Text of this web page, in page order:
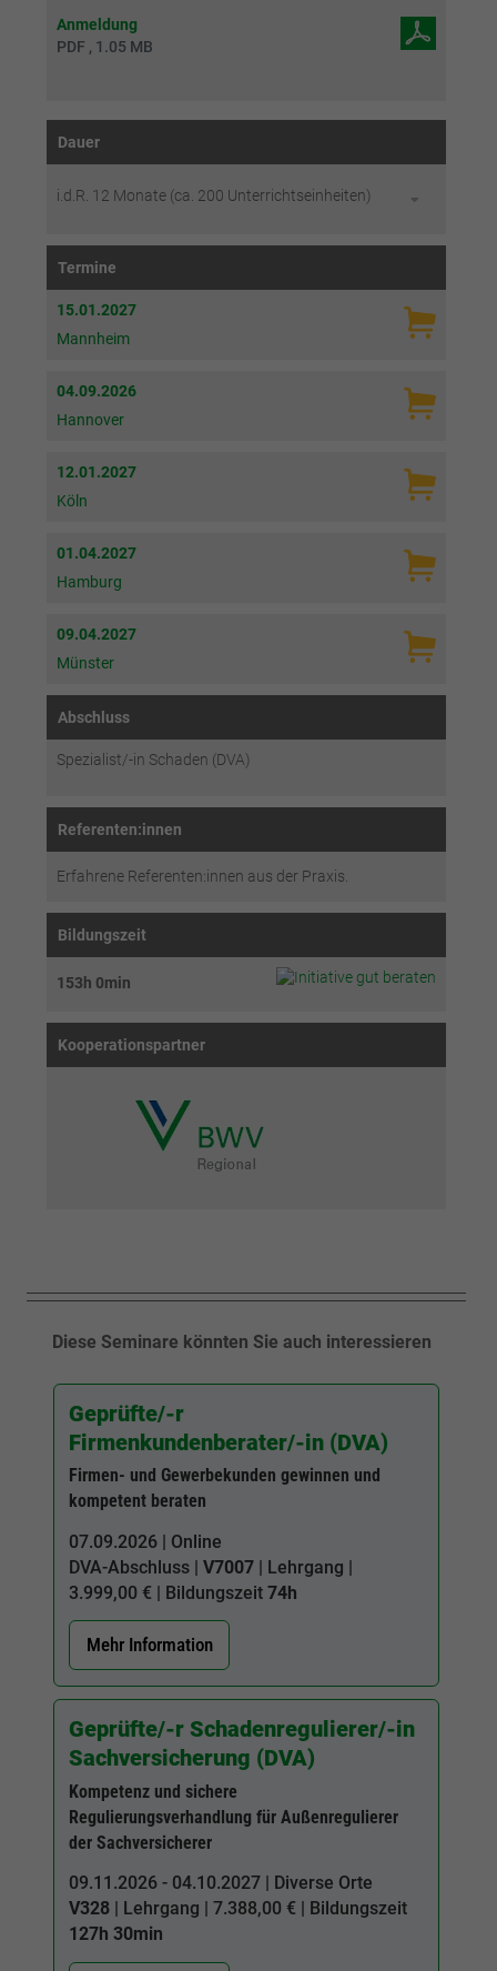
Anmeldung
PDF , 1.05 MB
Dauer
i.d.R. 12 Monate (ca. 200 Unterrichtseinheiten)
Termine
15.01.2027
Mannheim
04.09.2026
Hannover
12.01.2027
Köln
01.04.2027
Hamburg
09.04.2027
Münster
Abschluss
Spezialist/-in Schaden (DVA)
Referenten:innen
Erfahrene Referenten:innen aus der Praxis.
Bildungszeit
153h 0min
Kooperationspartner
Diese Seminare könnten Sie auch interessieren
Geprüfte/-r
Firmenkundenberater/-in (DVA)
Firmen- und Gewerbekunden gewinnen und
kompetent beraten
07.09.2026 | Online
DVA-Abschluss |V7007 | Lehrgang |
3.999,00 € | Bildungszeit74h
Mehr Information
Geprüfte/-r Schadenregulierer/-in
Sachversicherung (DVA)
Kompetenz und sichere
Regulierungsverhandlung für Außenregulierer
der Sachversicherer
09.11.2026 - 04.10.2027 | Diverse Orte
V328 | Lehrgang | 7.388,00 € | Bildungszeit
127h 30min